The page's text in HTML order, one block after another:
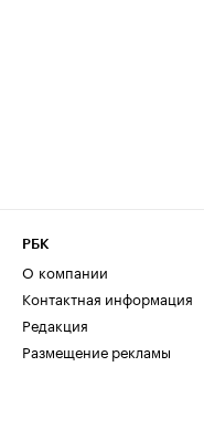
РБК
О компании
Контактная информация
Редакция
Размещение рекламы